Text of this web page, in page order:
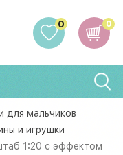
0
0
для мальчиков
и игрушки
1:20 с эффектом